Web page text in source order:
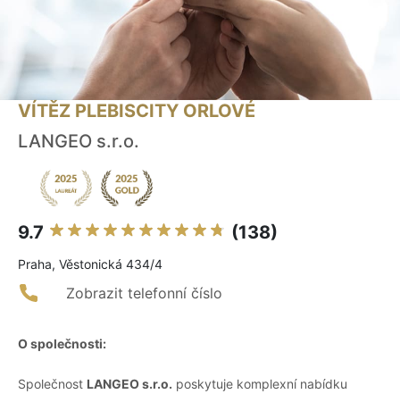
VÍTĚZ PLEBISCITY ORLOVÉ
LANGEO s.r.o.
9.7 (138)
Praha, Věstonická 434/4
Zobrazit telefonní číslo
O společnosti:
Společnost LANGEO s.r.o. poskytuje komplexní nabídku